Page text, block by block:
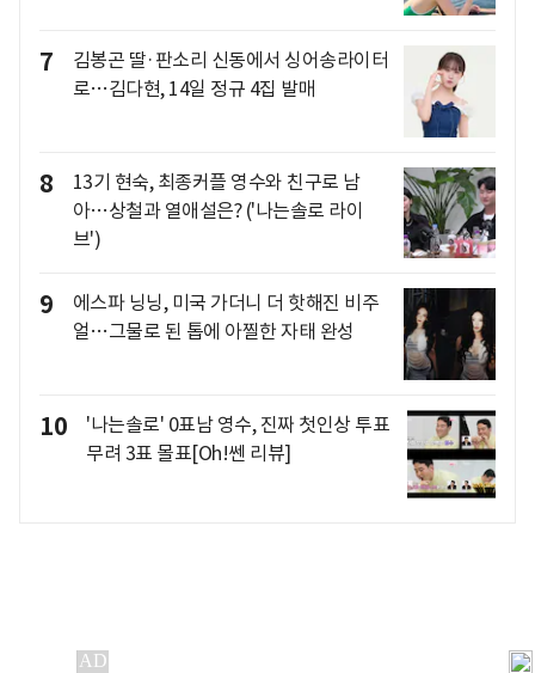
7
김봉곤 딸·판소리 신동에서 싱어송라이터
로…김다현, 14일 정규 4집 발매
8
13기 현숙, 최종커플 영수와 친구로 남
아…상철과 열애설은? ('나는솔로 라이
브')
9
에스파 닝닝, 미국 가더니 더 핫해진 비주
얼…그물로 된 톱에 아찔한 자태 완성
10
'나는솔로' 0표남 영수, 진짜 첫인상 투표
무려 3표 몰표[Oh!쎈 리뷰]